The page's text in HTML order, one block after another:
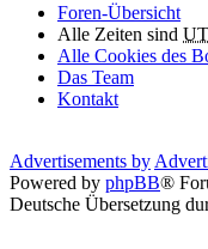
Foren-Übersicht
Alle Zeiten sind
Alle Cookies des
Das Team
Kontakt
Advertisements by
Powered by phpBB®
Deutsche Übersetzung